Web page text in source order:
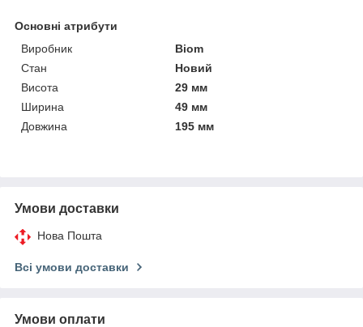
Основні атрибути
Виробник
Biom
Стан
Новий
Висота
29 мм
Ширина
49 мм
Довжина
195 мм
Умови доставки
Нова Пошта
Всі умови доставки
Умови оплати